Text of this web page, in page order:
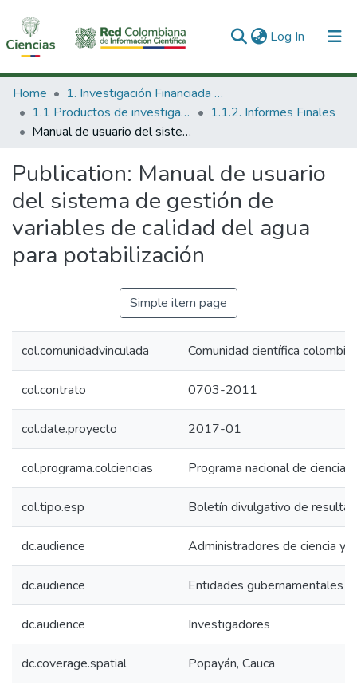
Log In (current)
Communities & Collections
All of DSpace
Home
1. Investigación Financiada con Recursos Públicos
1.1 Productos de investigación
1.1.2. Informes Finales
Manual de usuario del sistema de gestión de variables de calidad del agua para potabilización
Publication: Manual de usuario
del sistema de gestión de
variables de calidad del agua
para potabilización
Simple item page
col.comunidadvinculada Comunidad científica
col.contrato 0703-2011
col.date.proyecto 2017-01
col.programa.colciencias Programa nacional de
col.tipo.esp Boletín divulgativo de
dc.audience Administradores de ciencia y
dc.audience Entidades gubernamentales
dc.audience Investigadores
dc.coverage.spatial Popayán, Cauca